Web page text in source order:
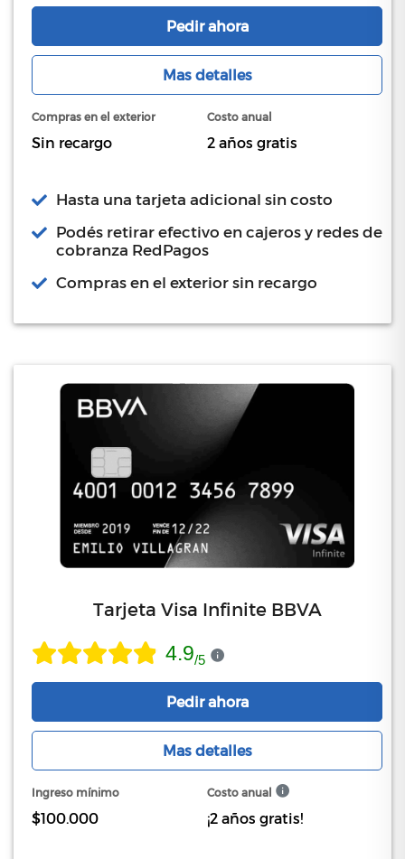
Pedir ahora
Mas detalles
Compras en el exterior
Sin recargo
Costo anual
2 años gratis
Hasta una tarjeta adicional sin costo
Podés retirar efectivo en cajeros y redes de
cobranza RedPagos
Compras en el exterior sin recargo
Tarjeta Visa Infinite BBVA
4.9/5
Pedir ahora
Mas detalles
Ingreso mínimo
$100.000
Costo anual
¡2 años gratis!